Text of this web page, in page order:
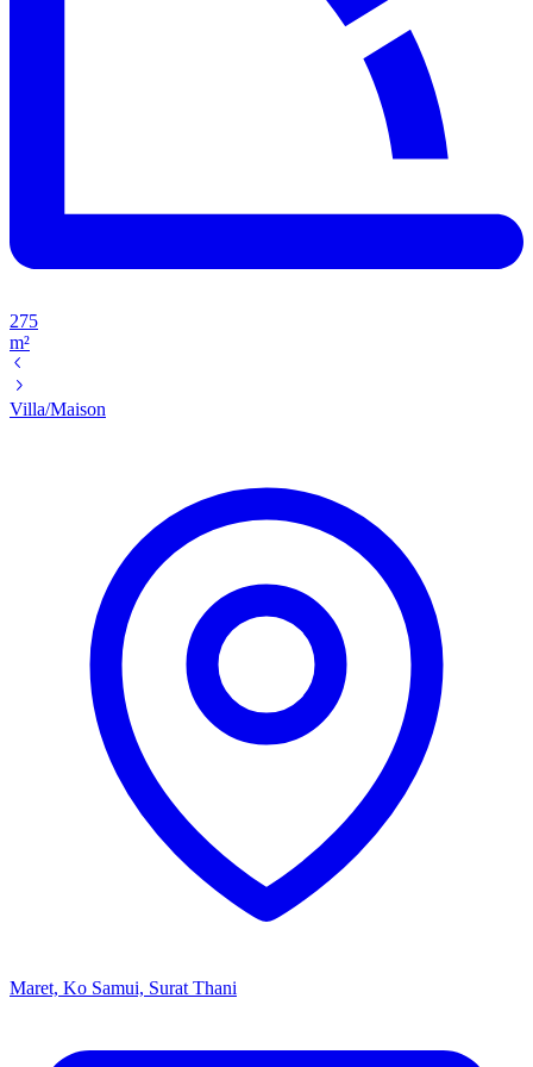
275
m²
Villa/Maison
Maret, Ko Samui, Surat Thani